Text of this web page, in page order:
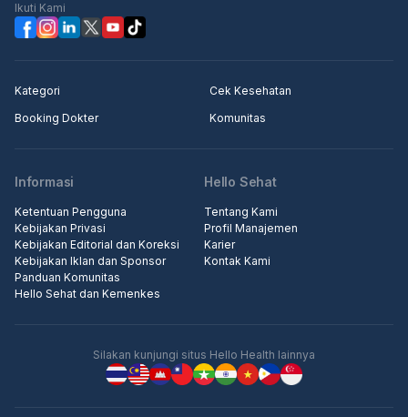
Ikuti Kami
Kategori
Cek Kesehatan
Booking Dokter
Komunitas
Informasi
Ketentuan Pengguna
Kebijakan Privasi
Kebijakan Editorial dan Koreksi
Kebijakan Iklan dan Sponsor
Panduan Komunitas
Hello Sehat dan Kemenkes
Hello Sehat
Tentang Kami
Profil Manajemen
Karier
Kontak Kami
Silakan kunjungi situs Hello Health lainnya